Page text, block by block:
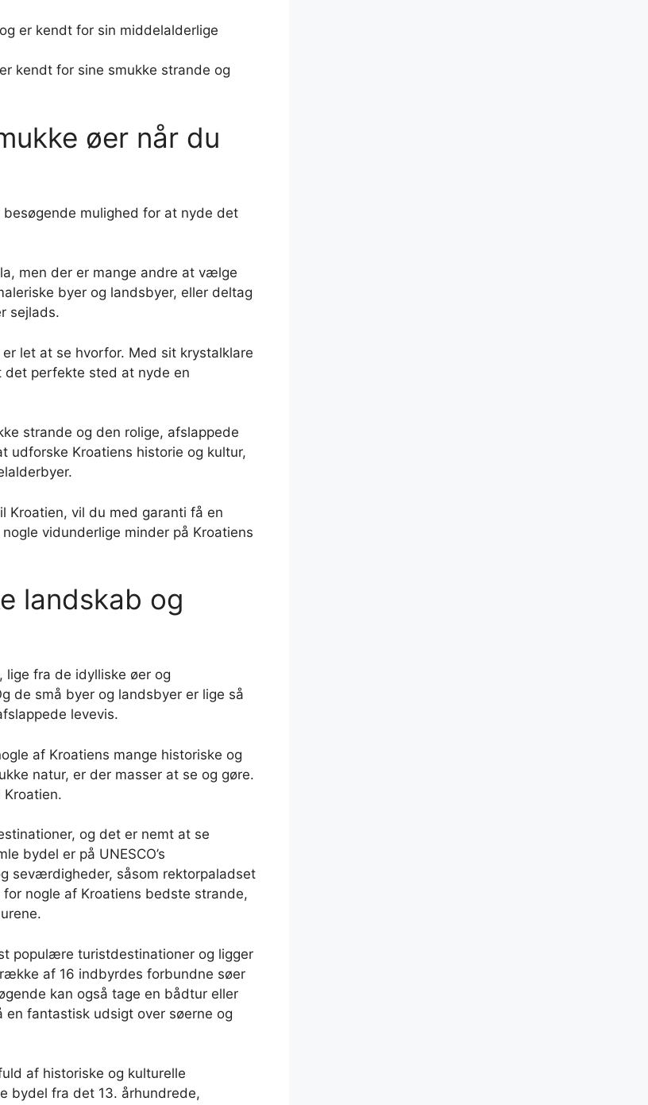
er kendt for sin middelalderlige
kendt for sine smukke strande og
øer når du
mulighed for at nyde det
men der er mange andre at vælge
byer og landsbyer, eller deltag
sejlads.
let at se hvorfor. Med sit krystalklare
det perfekte sted at nyde en
strande og den rolige, afslappede
udforske Kroatiens historie og kultur,
Kroatien, vil du med garanti få en
vidunderlige minder på Kroatiens
landskab og
fra de idylliske øer og
de små byer og landsbyer er lige så
levevis.
af Kroatiens mange historiske og
natur, er der masser at se og gøre.
og det er nemt at se
bydel er på UNESCO’s
seværdigheder, såsom rektorpaladset
nogle af Kroatiens bedste strande,
populære turistdestinationer og ligger
af 16 indbyrdes forbundne søer
kan også tage en bådtur eller
fantastisk udsigt over søerne og
af historiske og kulturelle
bydel fra det 13. århundrede,